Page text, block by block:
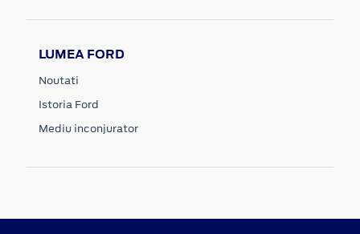
LUMEA FORD
Noutati
Istoria Ford
Mediu inconjurator